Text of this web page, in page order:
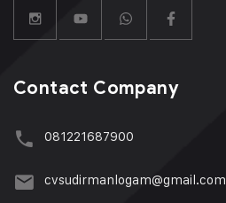
Contact Company
081221687900
cvsudirmanlogam@gmail.com